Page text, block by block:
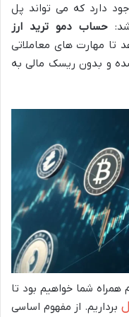
دارد که می تواند پل
حساب دمو ترید ارز
تا مهارت های معاملاتی
و بدون ریسک مالی به
شما خواهیم بود تا
برداریم. از مفهوم اساسی